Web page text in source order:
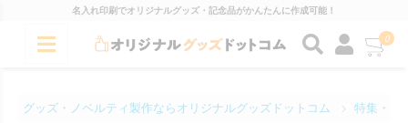
名入れ印刷でオリジナルグッズ・記念品がかんたんに作成可能！
0
グッズ・ノベルティ製作ならオリジナルグッズドットコム 特集・コ